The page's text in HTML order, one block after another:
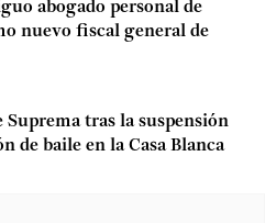
abogado personal de
nuevo fiscal general de
tras la suspensión
de baile en la Casa Blanca